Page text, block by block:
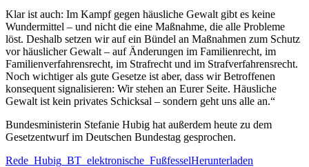
Klar ist auch: Im Kampf gegen häusliche Gewalt gibt es keine
Wundermittel – und nicht die eine Maßnahme, die alle Probleme
löst. Deshalb setzen wir auf ein Bündel an Maßnahmen zum Schutz
vor häuslicher Gewalt – auf Änderungen im Familienrecht, im
Familienverfahrensrecht, im Strafrecht und im Strafverfahrensrecht.
Noch wichtiger als gute Gesetze ist aber, dass wir Betroffenen
konsequent signalisieren: Wir stehen an Eurer Seite. Häusliche
Gewalt ist kein privates Schicksal – sondern geht uns alle an.“
Bundesministerin Stefanie Hubig hat außerdem heute zu dem
Gesetzentwurf im Deutschen Bundestag gesprochen.
Rede_Hubig_BT_elektronische_FußfesselHerunterladen